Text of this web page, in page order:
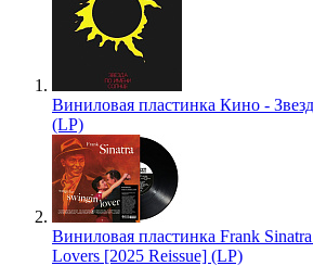
Виниловая пластинка Кино -
(LP)
Виниловая пластинка Frank
Lovers [2025 Reissue] (LP)